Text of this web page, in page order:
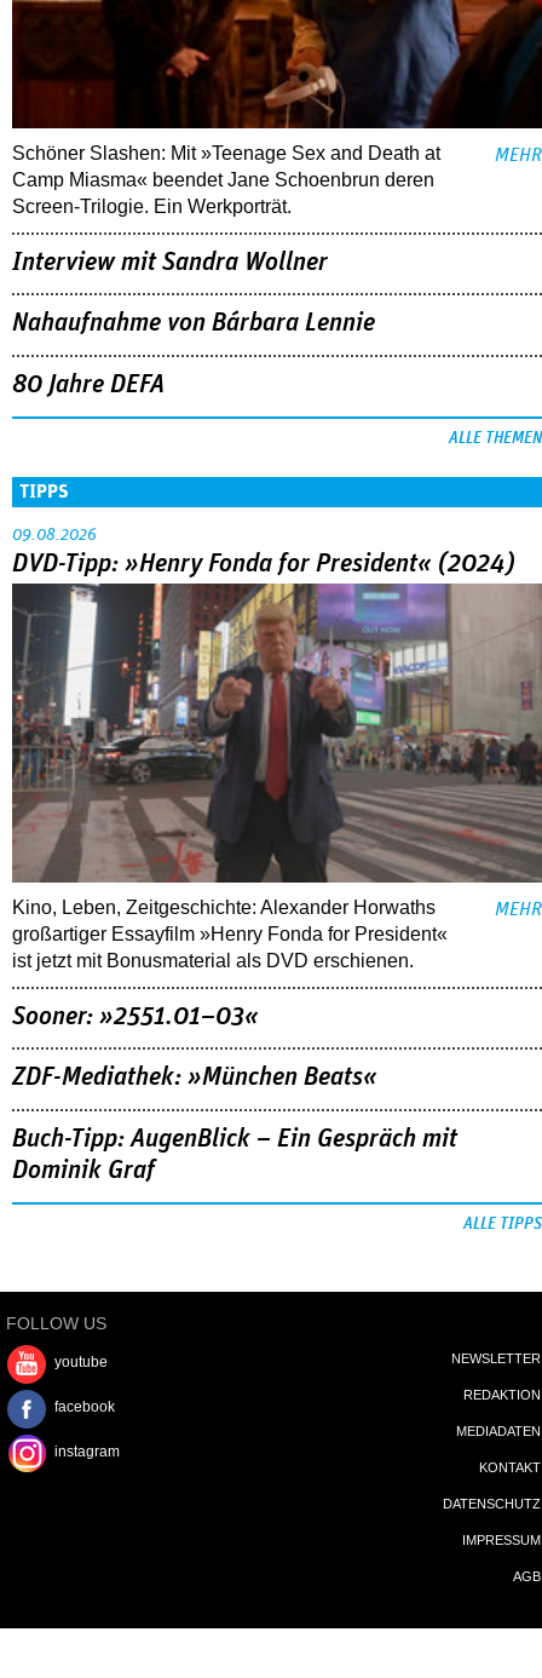
Schöner Slashen: Mit »Teenage Sex and Death at
Camp Miasma« beendet Jane Schoenbrun deren
Screen-Trilogie. Ein Werkporträt.
MEHR
Interview mit Sandra Wollner
Nahaufnahme von Bárbara Lennie
80 Jahre DEFA
ALLE THEMEN
TIPPS
09.08.2026
DVD-Tipp: »Henry Fonda for President« (2024)
Kino, Leben, Zeitgeschichte: Alexander Horwaths
großartiger Essayfilm »Henry Fonda for President«
ist jetzt mit Bonusmaterial als DVD erschienen.
MEHR
Sooner: »2551.01–03«
ZDF-Mediathek: »München Beats«
Buch-Tipp: AugenBlick – Ein Gespräch mit
Dominik Graf
ALLE TIPPS
FOLLOW US
youtube
facebook
instagram
NEWSLETTER
REDAKTION
MEDIADATEN
KONTAKT
DATENSCHUTZ
IMPRESSUM
AGB